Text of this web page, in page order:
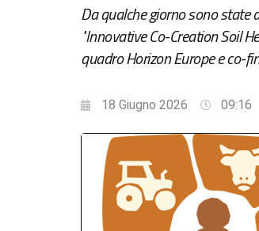
Da qualche giorno sono state
"Innovative Co-Creation Soil
quadro Horizon Europe e co-
18 Giugno 2026 09:16